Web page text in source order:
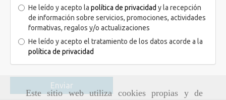
Este sitio web utiliza cookies propias y de
He leído y acepto la política de privacidad y la recepción
de información sobre servicios, promociones, actividades
formativas, regalos y/o actualizaciones
He leído y acepto el tratamiento de los datos acorde a la
política de privacidad
Enviar